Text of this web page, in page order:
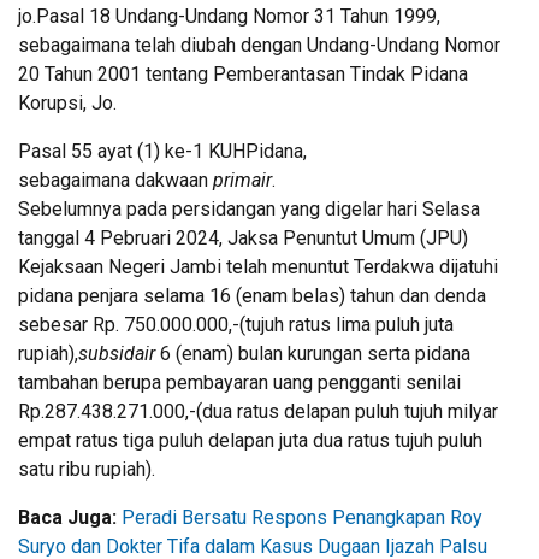
jo.Pasal 18 Undang-Undang Nomor 31 Tahun 1999,
sebagaimana telah diubah dengan Undang-Undang Nomor
20 Tahun 2001 tentang Pemberantasan Tindak Pidana
Korupsi, Jo.
Pasal 55 ayat (1) ke-1 KUHPidana,
sebagaimana dakwaan primair.
Sebelumnya pada persidangan yang digelar hari Selasa
tanggal 4 Pebruari 2024, Jaksa Penuntut Umum (JPU)
Kejaksaan Negeri Jambi telah menuntut Terdakwa dijatuhi
pidana penjara selama 16 (enam belas) tahun dan denda
sebesar Rp. 750.000.000,-(tujuh ratus lima puluh juta
rupiah),subsidair6 (enam) bulan kurungan serta pidana
tambahan berupa pembayaran uang pengganti senilai
Rp.287.438.271.000,-(dua ratus delapan puluh tujuh milyar
empat ratus tiga puluh delapan juta dua ratus tujuh puluh
satu ribu rupiah).
Baca Juga: Peradi Bersatu Respons Penangkapan Roy
Suryo dan Dokter Tifa dalam Kasus Dugaan Ijazah Palsu